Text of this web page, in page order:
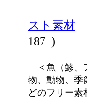
スト素材
187 )
＜魚（鯵、
物、動物、季
どのフリー素